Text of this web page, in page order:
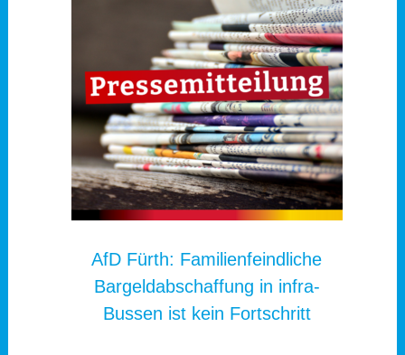
AfD Fürth: Familienfeindliche
Bargeldabschaffung in infra-
Bussen ist kein Fortschritt